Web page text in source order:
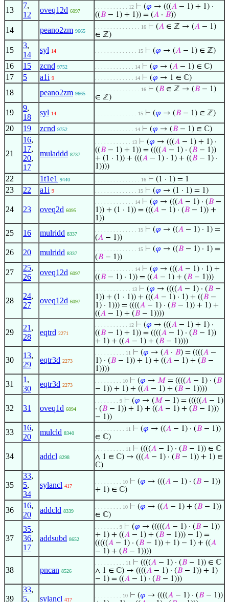
13
7,
12
oveq12d 6097
. . . . . . . . . . . 12 ⊢ (𝜑 → (((𝐴 − 1) + 1) ·
((𝐵 − 1) + 1)) = (𝐴 · 𝐵))
14 peano2zm 9665
. . . . . . . . . . . . . . . 16 ⊢ (𝐴 ∈ ℤ → (𝐴 − 1)
∈ ℤ)
15
3,
14
syl 14 . . . . . . . . . . . . . . 15 ⊢ (𝜑 → (𝐴 − 1) ∈ ℤ)
16 15 zcnd 9752 . . . . . . . . . . . . . 14 ⊢ (𝜑 → (𝐴 − 1) ∈ ℂ)
17 5 a1i 9 . . . . . . . . . . . . . 14 ⊢ (𝜑 → 1 ∈ ℂ)
18 peano2zm 9665
. . . . . . . . . . . . . . . 16 ⊢ (𝐵 ∈ ℤ → (𝐵 − 1)
∈ ℤ)
19
9,
18
syl 14 . . . . . . . . . . . . . . 15 ⊢ (𝜑 → (𝐵 − 1) ∈ ℤ)
20 19 zcnd 9752 . . . . . . . . . . . . . 14 ⊢ (𝜑 → (𝐵 − 1) ∈ ℂ)
21
16,
17,
20,
17
muladdd 8737
. . . . . . . . . . . . 13 ⊢ (𝜑 → (((𝐴 − 1) + 1) ·
((𝐵 − 1) + 1)) = ((((𝐴 − 1) · (𝐵 − 1))
+ (1 · 1)) + (((𝐴 − 1) · 1) + ((𝐵 − 1) ·
1))))
22 1t1e1 9440 . . . . . . . . . . . . . . . 16 ⊢ (1 · 1) = 1
23 22 a1i 9 . . . . . . . . . . . . . . 15 ⊢ (𝜑 → (1 · 1) = 1)
24 23 oveq2d 6095
. . . . . . . . . . . . . 14 ⊢ (𝜑 → (((𝐴 − 1) · (𝐵 −
1)) + (1 · 1)) = (((𝐴 − 1) · (𝐵 − 1)) +
1))
25 16 mulridd 8337
. . . . . . . . . . . . . . 15 ⊢ (𝜑 → ((𝐴 − 1) · 1) =
(𝐴 − 1))
26 20 mulridd 8337
. . . . . . . . . . . . . . 15 ⊢ (𝜑 → ((𝐵 − 1) · 1) =
(𝐵 − 1))
27
25,
26
oveq12d 6097
. . . . . . . . . . . . . 14 ⊢ (𝜑 → (((𝐴 − 1) · 1) +
((𝐵 − 1) · 1)) = ((𝐴 − 1) + (𝐵 − 1)))
28
24,
27
oveq12d 6097
. . . . . . . . . . . . 13 ⊢ (𝜑 → ((((𝐴 − 1) · (𝐵 −
1)) + (1 · 1)) + (((𝐴 − 1) · 1) + ((𝐵 −
1) · 1))) = ((((𝐴 − 1) · (𝐵 − 1)) + 1) +
((𝐴 − 1) + (𝐵 − 1))))
29
21 ,
28
eqtrd 2271
. . . . . . . . . . . 12 ⊢ (𝜑 → (((𝐴 − 1) + 1) ·
((𝐵 − 1) + 1)) = ((((𝐴 − 1) · (𝐵 − 1))
+ 1) + ((𝐴 − 1) + (𝐵 − 1))))
30
13,
29
eqtr3d 2273
. . . . . . . . . . 11 ⊢ (𝜑 → (𝐴 · 𝐵) = ((((𝐴 −
1) · (𝐵 − 1)) + 1) + ((𝐴 − 1) + (𝐵 −
1))))
31
1 ,
30
eqtr3d 2273
. . . . . . . . . 10 ⊢ (𝜑 → 𝑀 = ((((𝐴 − 1) · (𝐵
− 1)) + 1) + ((𝐴 − 1) + (𝐵 − 1))))
32 31 oveq1d 6094
. . . . . . . . 9 ⊢ (𝜑 → (𝑀 − 1) = (((((𝐴 − 1)
· (𝐵 − 1)) + 1) + ((𝐴 − 1) + (𝐵 − 1)))
− 1))
33
16,
20
mulcld 8340
. . . . . . . . . . 11 ⊢ (𝜑 → ((𝐴 − 1) · (𝐵 − 1))
∈ ℂ)
34 addcl 8298
. . . . . . . . . . 11 ⊢ ((((𝐴 − 1) · (𝐵 − 1)) ∈ ℂ
∧ 1 ∈ ℂ) → (((𝐴 − 1) · (𝐵 − 1)) + 1) ∈
ℂ)
35
33,
5,
34
sylancl 417
. . . . . . . . . 10 ⊢ (𝜑 → (((𝐴 − 1) · (𝐵 − 1))
+ 1) ∈ ℂ)
36
16,
20
addcld 8339
. . . . . . . . . 10 ⊢ (𝜑 → ((𝐴 − 1) + (𝐵 − 1))
∈ ℂ)
37
35,
36,
17
addsubd 8652
. . . . . . . . 9 ⊢ (𝜑 → (((((𝐴 − 1) · (𝐵 − 1))
+ 1) + ((𝐴 − 1) + (𝐵 − 1))) − 1) =
(((((𝐴 − 1) · (𝐵 − 1)) + 1) − 1) + ((𝐴
− 1) + (𝐵 − 1))))
38 pncan 8526
. . . . . . . . . . 11 ⊢ ((((𝐴 − 1) · (𝐵 − 1)) ∈ ℂ
∧ 1 ∈ ℂ) → ((((𝐴 − 1) · (𝐵 − 1)) + 1)
− 1) = ((𝐴 − 1) · (𝐵 − 1)))
39
33,
5,
sylancl 417
. . . . . . . . . 10 ⊢ (𝜑 → ((((𝐴 − 1) · (𝐵 − 1))